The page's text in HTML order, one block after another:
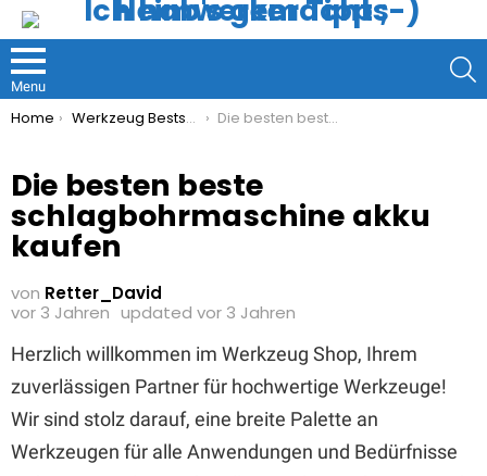
Menu
You are here:
Home Werkzeug Bestseller Die besten beste schlagbohrmaschine akku kaufen
Die besten beste
schlagbohrmaschine akku
kaufen
von Retter_David
vor 3 Jahren updated vor 3 Jahren
Herzlich willkommen im Werkzeug Shop, Ihrem
zuverlässigen Partner für hochwertige Werkzeuge!
Wir sind stolz darauf, eine breite Palette an
Werkzeugen für alle Anwendungen und Bedürfnisse